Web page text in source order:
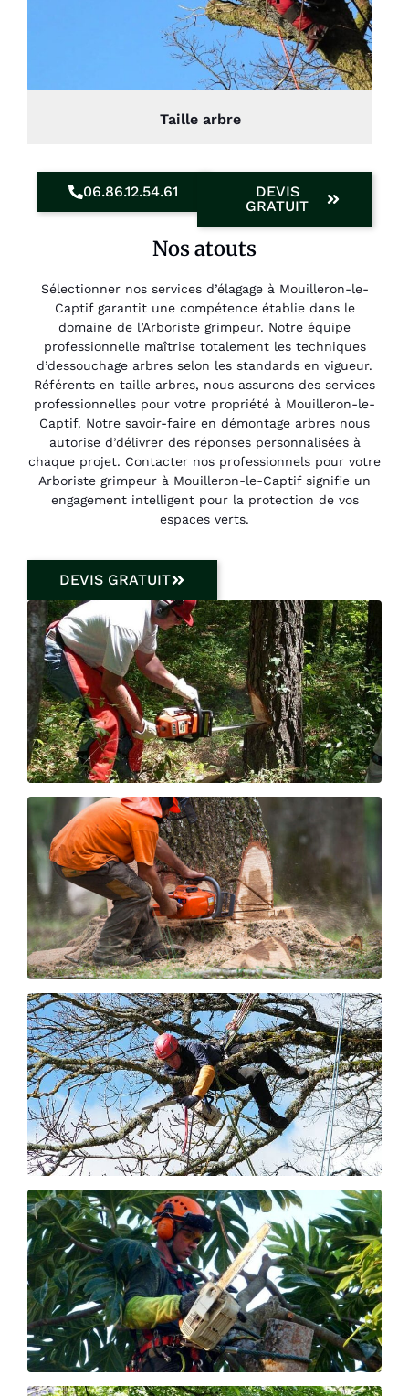
Taille arbre
06.86.12.54.61
DEVIS
GRATUIT
Nos atouts
Sélectionner nos services d’élagage à Mouilleron-le-
Captif garantit une compétence établie dans le
domaine de l’Arboriste grimpeur. Notre équipe
professionnelle maîtrise totalement les techniques
d’dessouchage arbres selon les standards en vigueur.
Référents en taille arbres, nous assurons des services
professionnelles pour votre propriété à Mouilleron-le-
Captif. Notre savoir-faire en démontage arbres nous
autorise d’délivrer des réponses personnalisées à
chaque projet. Contacter nos professionnels pour votre
Arboriste grimpeur à Mouilleron-le-Captif signifie un
engagement intelligent pour la protection de vos
espaces verts.
DEVIS GRATUIT